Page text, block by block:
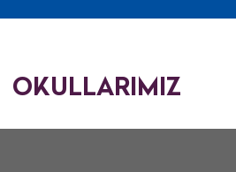
OKULLARIMIZ